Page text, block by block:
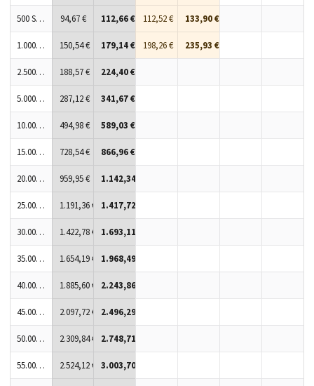
500 Stück 94,67 € 112,66 € 112,52 € 133,90 €
1.000 Stück 150,54 € 179,14 € 198,26 € 235,93 €
2.500 Stück 188,57 € 224,40 €
5.000 Stück 287,12 € 341,67 €
10.000 Stück 494,98 € 589,03 €
15.000 Stück 728,54 € 866,96 €
20.000 Stück 959,95 € 1.142,34 €
25.000 Stück 1.191,36 € 1.417,72 €
30.000 Stück 1.422,78 € 1.693,11 €
35.000 Stück 1.654,19 € 1.968,49 €
40.000 Stück 1.885,60 € 2.243,86 €
45.000 Stück 2.097,72 € 2.496,29 €
50.000 Stück 2.309,84 € 2.748,71 €
55.000 Stück 2.524,12 € 3.003,70 €